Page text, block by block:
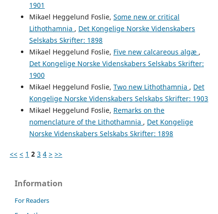
1901
Mikael Heggelund Foslie, Some new or critical
Lithothamnia , Det Kongelige Norske Videnskabers
Selskabs Skrifter: 1898
Mikael Heggelund Foslie, Five new calcareous algæ ,
Det Kongelige Norske Videnskabers Selskabs Skrifter:
1900
Mikael Heggelund Foslie, Two new Lithothamnia , Det
Kongelige Norske Videnskabers Selskabs Skrifter: 1903
Mikael Heggelund Foslie, Remarks on the
nomenclature of the Lithothamnia , Det Kongelige
Norske Videnskabers Selskabs Skrifter: 1898
<< < 1 2 3 4 > >>
Information
For Readers